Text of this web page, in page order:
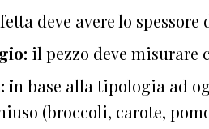
deve avere lo
il pezzo deve
in base alla tipologia ad
(broccoli, carote,